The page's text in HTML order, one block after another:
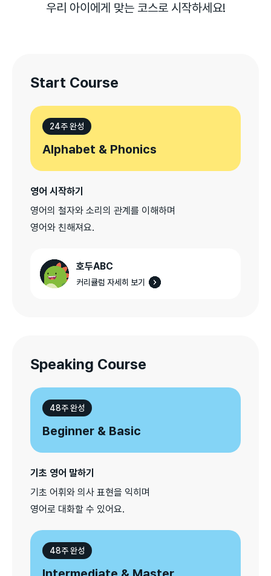
우리 아이에게 맞는 코스로 시작하세요!
Start Course
24주 완성
Alphabet & Phonics
영어 시작하기
영어의 철자와 소리의 관계를 이해하며
영어와 친해져요.
호두ABC
커리큘럼 자세히 보기
Speaking Course
48주 완성
Beginner & Basic
기초 영어 말하기
기초 어휘와 의사 표현을 익히며
영어로 대화할 수 있어요.
48주 완성